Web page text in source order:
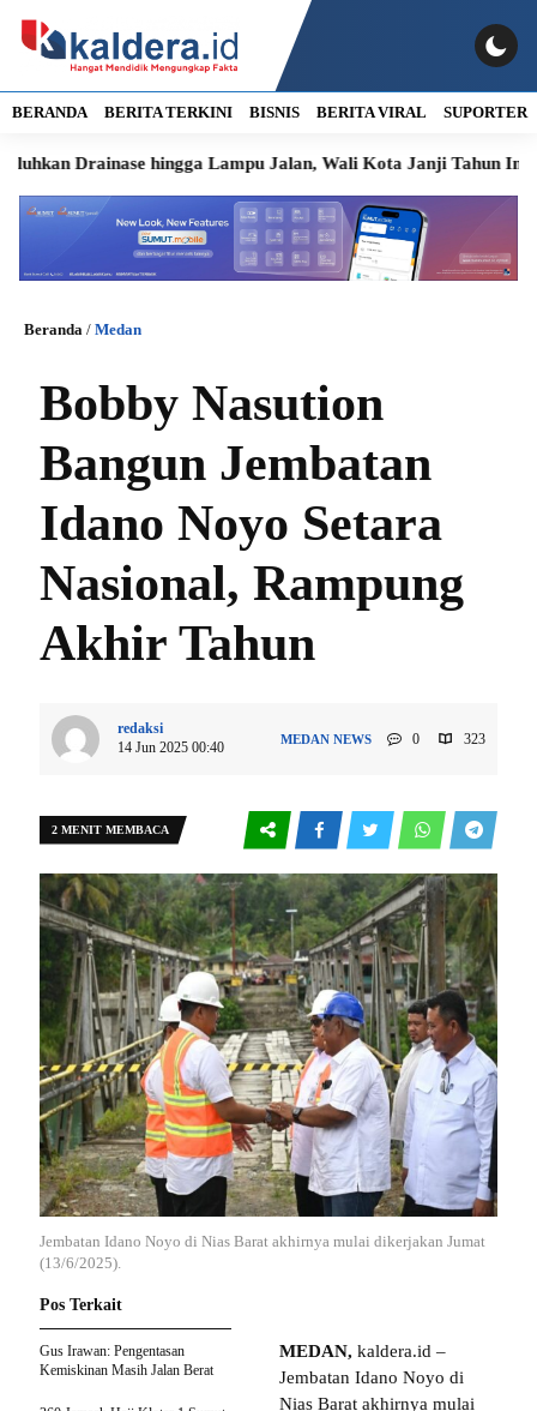
BERANDA BERITA TERKINI BISNIS BERITA VIRAL SUPORTER
Drainase hingga Lampu Jalan, Wali Kota Janji Tahun Ini
Beranda / Medan
Bobby Nasution
Bangun Jembatan
Idano Noyo Setara
Nasional, Rampung
Akhir Tahun
redaksi
14 Jun 2025 00:40
MEDAN NEWS 0 323
2 MENIT MEMBACA
Jembatan Idano Noyo di Nias Barat akhirnya mulai dikerjakan Jumat
(13/6/2025).
MEDAN, kaldera.id –
Jembatan Idano Noyo di
Nias Barat akhirnya mulai
Pos Terkait
Gus Irawan: Pengentasan
Kemiskinan Masih Jalan Berat